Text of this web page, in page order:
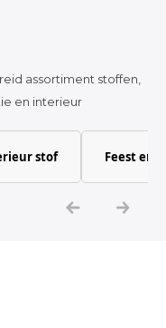
assortiment stoffen,
en interieur
stof Feest en